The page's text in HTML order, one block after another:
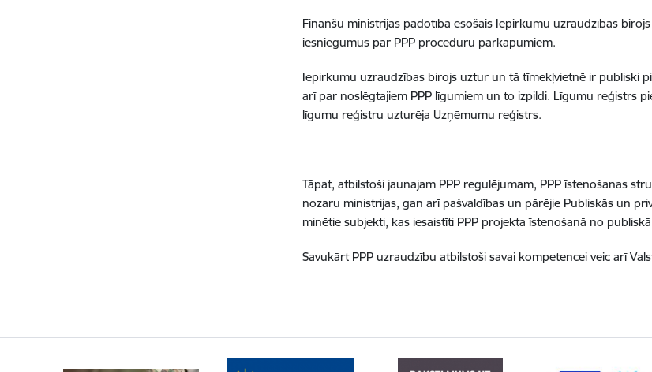
Finanšu ministrijas padotībā esošais Iepirkumu uzraudzības
iesniegumus par PPP procedūru pārkāpumiem.
Iepirkumu uzraudzības birojs uztur un tā tīmekļvietnē ir publiski
arī par noslēgtajiem PPP līgumiem un to izpildi. Līgumu reģistrs
līgumu reģistru uzturēja Uzņēmumu reģistrs.
Tāpat, atbilstoši jaunajam PPP regulējumam, PPP īstenošanas
nozaru ministrijas, gan arī pašvaldības un pārējie Publiskās un
minētie subjekti, kas iesaistīti PPP projekta īstenošanā no
Savukārt PPP uzraudzību atbilstoši savai kompetencei veic arī